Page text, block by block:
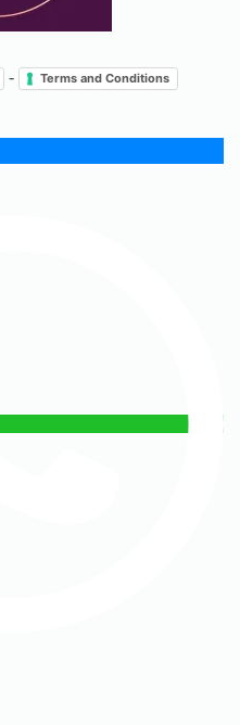
- Terms and Conditions